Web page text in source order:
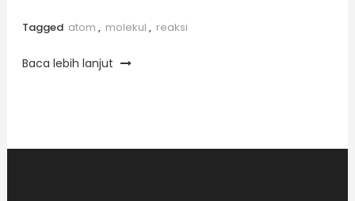
Tagged atom , molekul , reaksi
Baca lebih lanjut